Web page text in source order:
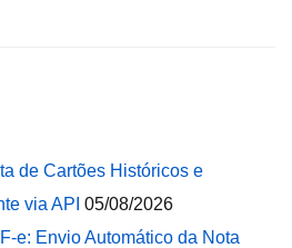
de Cartões Históricos e
via API 05/08/2026
e: Envio Automático da Nota